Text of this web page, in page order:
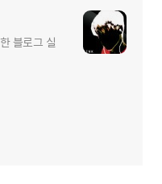
블로그 실